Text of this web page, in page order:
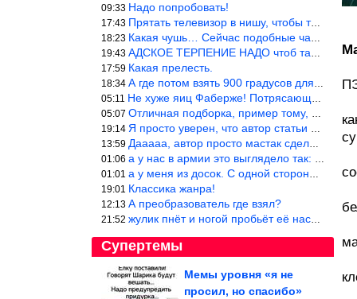
09:33 Надо попробовать!
17:43 Прятать телевизор в нишу, чтобы тепло от ТВ не отводилось и теле
18:23 Какая чушь… Сейчас подобные часы в магазине стоят меньше 10 долл
19:43 АДСКОЕ ТЕРПЕНИЕ НАДО чтоб такое вышить
17:59 Какая прелесть.
18:34 А где потом взять 900 градусов для обжига?
05:11 Не хуже яиц Фаберже! Потрясающе!!! Молодчина....!!!
05:07 Отличная подборка, пример тому, чем можно и сейчас заниматься…
19:14 Я просто уверен, что автор статьи никогда не будет использовать
13:59 Дааааа, автор просто мастак сделать интригу на ровном месте! А н
01:06 а у нас в армии это выглядело так: снизу полозья из сваренные тр
01:01 а у меня из досок. С одной стороны сарай, а другая половина — ду
19:01 Классика жанра!
12:13 А преобразователь где взял?
21:52 жулик пнёт и ногой пробьёт её насквозь. Но даже если и никогда н
Супертемы
Мемы уровня «я не
просил, но спасибо»
В Подмосковье убили и